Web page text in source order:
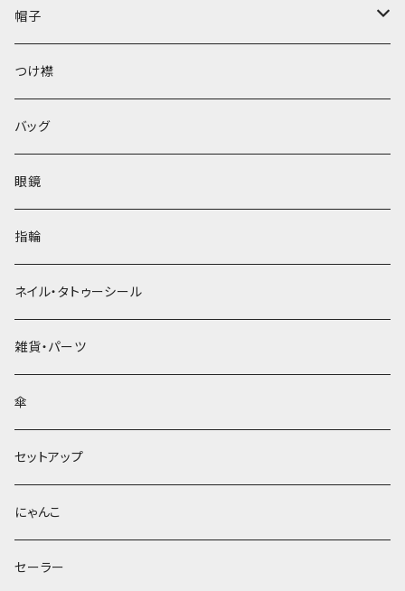
帽子
ベレー帽
つけ襟
バッグ
眼鏡
指輪
ネイル・タトゥーシール
雑貨・パーツ
傘
セットアップ
にゃんこ
セーラー